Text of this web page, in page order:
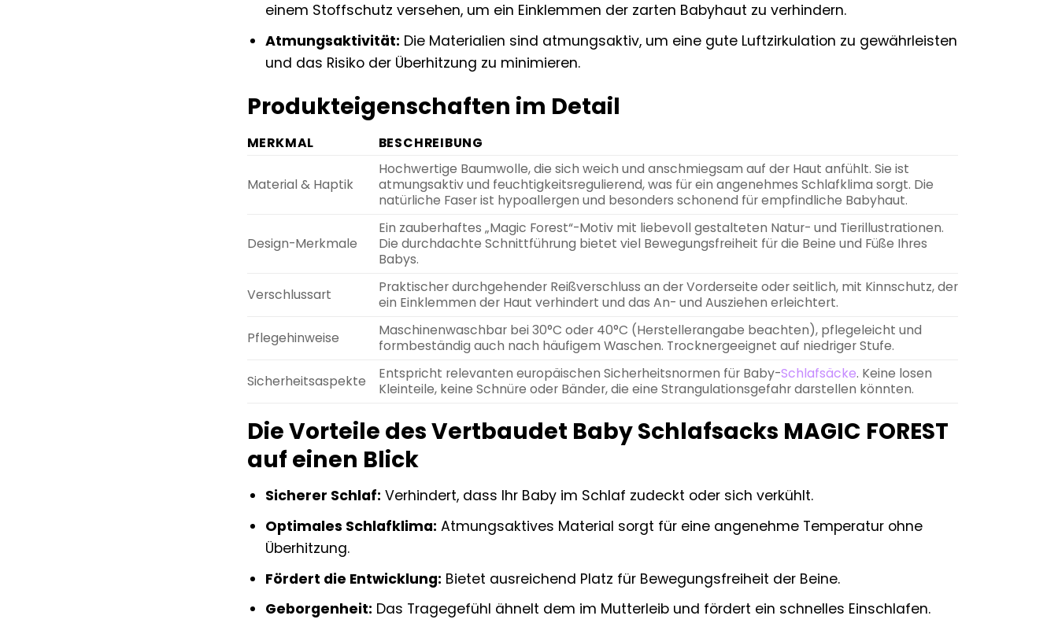
einem Stoffschutz versehen, um ein Einklemmen der zarten Babyhaut zu verhindern.
Atmungsaktivität: Die Materialien sind atmungsaktiv, um eine gute Luftzirkulation zu gewährleisten
und das Risiko der Überhitzung zu minimieren.
Produkteigenschaften im Detail
MERKMAL BESCHREIBUNG
Material & Haptik
Hochwertige Baumwolle, die sich weich und anschmiegsam auf der Haut anfühlt. Sie ist
atmungsaktiv und feuchtigkeitsregulierend, was für ein angenehmes Schlafklima sorgt. Die
natürliche Faser ist hypoallergen und besonders schonend für empfindliche Babyhaut.
Design-Merkmale
Ein zauberhaftes „Magic Forest“-Motiv mit liebevoll gestalteten Natur- und Tierillustrationen.
Die durchdachte Schnittführung bietet viel Bewegungsfreiheit für die Beine und Füße Ihres
Babys.
Verschlussart
Praktischer durchgehender Reißverschluss an der Vorderseite oder seitlich, mit Kinnschutz, der
ein Einklemmen der Haut verhindert und das An- und Ausziehen erleichtert.
Pflegehinweise
Maschinenwaschbar bei 30°C oder 40°C (Herstellerangabe beachten), pflegeleicht und
formbeständig auch nach häufigem Waschen. Trocknergeeignet auf niedriger Stufe.
Sicherheitsaspekte
Entspricht relevanten europäischen Sicherheitsnormen für Baby-Schlafsäcke. Keine losen
Kleinteile, keine Schnüre oder Bänder, die eine Strangulationsgefahr darstellen könnten.
Die Vorteile des Vertbaudet Baby Schlafsacks MAGIC FOREST
auf einen Blick
Sicherer Schlaf: Verhindert, dass Ihr Baby im Schlaf zudeckt oder sich verkühlt.
Optimales Schlafklima: Atmungsaktives Material sorgt für eine angenehme Temperatur ohne
Überhitzung.
Fördert die Entwicklung: Bietet ausreichend Platz für Bewegungsfreiheit der Beine.
Geborgenheit: Das Tragegefühl ähnelt dem im Mutterleib und fördert ein schnelles Einschlafen.